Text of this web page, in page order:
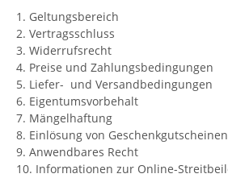
1. Geltungsbereich
2. Vertragsschluss
3. Widerrufsrecht
4. Preise und Zahlungsbedingungen
5. Liefer- und Versandbedingungen
6. Eigentumsvorbehalt
7. Mängelhaftung
8. Einlösung von Geschenkgutscheinen
9. Anwendbares Recht
10. Informationen zur Online-